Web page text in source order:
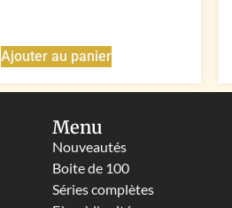
Ajouter au panier
Menu
Nouveautés
Boite de 100
Séries complètes